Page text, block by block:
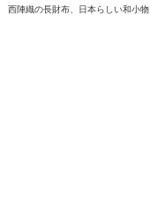
西陣織の長財布、日本らしい和小物